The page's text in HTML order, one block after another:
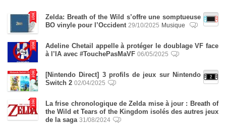
Zelda: Breath of the Wild s’offre une somptueuse
BO vinyle pour l’Occident 29/10/2025 Musique
Adeline Chetail appelle à protéger le doublage VF face
à l’IA avec #TouchePasMaVF 06/05/2025
[Nintendo Direct] 3 profils de jeux sur Nintendo
Switch 2 02/04/2025
La frise chronologique de Zelda mise à jour : Breath of
the Wild et Tears of the Kingdom isolés des autres jeux
de la saga 31/08/2024